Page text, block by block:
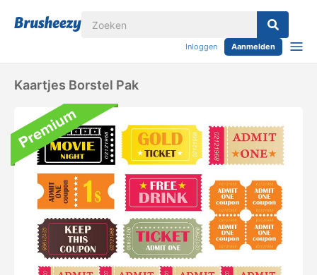
Inloggen Aanmelden
Kaartjes Borstel Pak